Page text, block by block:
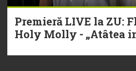
Premieră LIVE la ZU:
Holy Molly - „Atâtea